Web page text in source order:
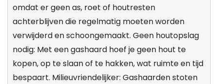
omdat er geen as, roet of houtresten
achterblijven die regelmatig moeten worden
verwijderd en schoongemaakt. Geen houtopslag
nodig: Met een gashaard hoef je geen hout te
kopen, op te slaan of te hakken, wat ruimte en tijd
bespaart. Milieuvriendelijker: Gashaarden stoten